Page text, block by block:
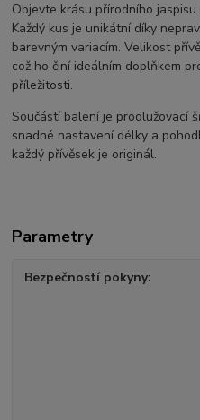
Objevte krásu přírodního
Každý kus je unikátní díky
barevným variacím. Velikost
což ho činí ideálním doplňkem
příležitosti.
Součástí balení je prodlužovací
snadné nastavení délky a
každý přívěsek je originál.
Parametry
Bezpečností pokyny